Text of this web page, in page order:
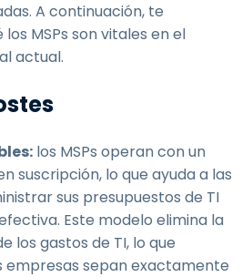
A continuación, te
MSPs son vitales en el
actual.
los MSPs operan con un
suscripción, lo que ayuda a las
sus presupuestos de TI
Este modelo elimina la
los gastos de TI, lo que
empresas sepan exactamente